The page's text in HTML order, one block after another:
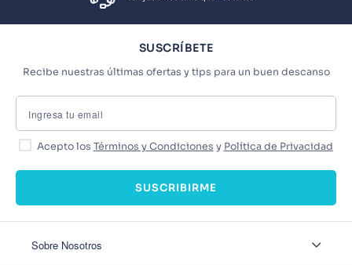
SUSCRÍBETE
Recibe nuestras últimas ofertas y tips para un buen descanso
Acepto los Términos y Condiciones y Política de Privacidad
SUSCRIBIRME
Sobre Nosotros